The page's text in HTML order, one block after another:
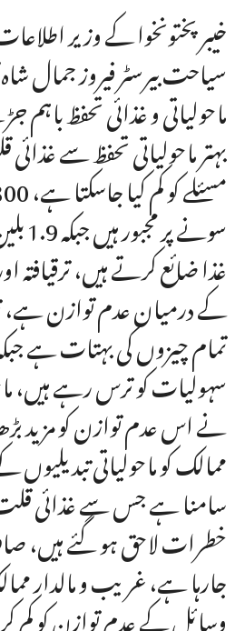
خیبر پختونخوا کے وزیر
سیاحت بیرسٹر فیروز جمال
ماحولیاتی و غذائی تحفظ
بہتر ماحولیاتی تحفظ سے
غذا ضائع کرتے ہیں، ترقیافتہ
کے درمیان عدم توازن ہے،
تمام چیزوں کی بہتات ہے
سہولیات کو ترس رہے ہیں،
نے اس عدم توازن کو مزید
ممالک کو ماحولیاتی
سامنا ہے جس سے غذائی
خطرات لاحق ہو گئے ہیں،
جارہا ہے، غریب و مالدار
وسائل کے عدم توازن کو کم